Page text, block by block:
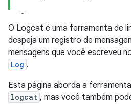
O Logcat é uma ferramenta de
despeja um registro de
mensagens que você escreveu
Log .
Esta página aborda a
logcat , mas você também